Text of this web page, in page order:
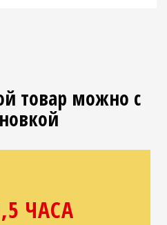
товар можно с
ЧАСА